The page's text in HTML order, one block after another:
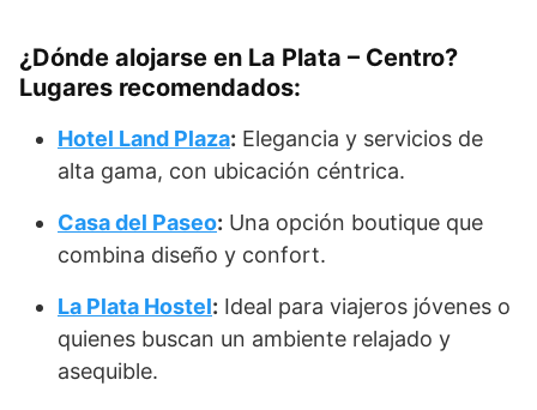
¿Dónde alojarse en La Plata – Centro?
Lugares recomendados:
Hotel Land Plaza: Elegancia y servicios de
alta gama, con ubicación céntrica.
Casa del Paseo: Una opción boutique que
combina diseño y confort.
La Plata Hostel: Ideal para viajeros jóvenes o
quienes buscan un ambiente relajado y
asequible.